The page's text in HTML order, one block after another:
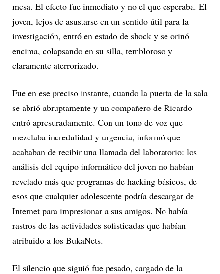
mesa. El efecto fue inmediato y no el que esperaba. El
joven, lejos de asustarse en un sentido útil para la
investigación, entró en estado de shock y se orinó
encima, colapsando en su silla, tembloroso y
claramente aterrorizado.
Fue en ese preciso instante, cuando la puerta de la sala
se abrió abruptamente y un compañero de Ricardo
entró apresuradamente. Con un tono de voz que
mezclaba incredulidad y urgencia, informó que
acababan de recibir una llamada del laboratorio: los
análisis del equipo informático del joven no habían
revelado más que programas de hacking básicos, de
esos que cualquier adolescente podría descargar de
Internet para impresionar a sus amigos. No había
rastros de las actividades sofisticadas que habían
atribuido a los BukaNets.
El silencio que siguió fue pesado, cargado de la